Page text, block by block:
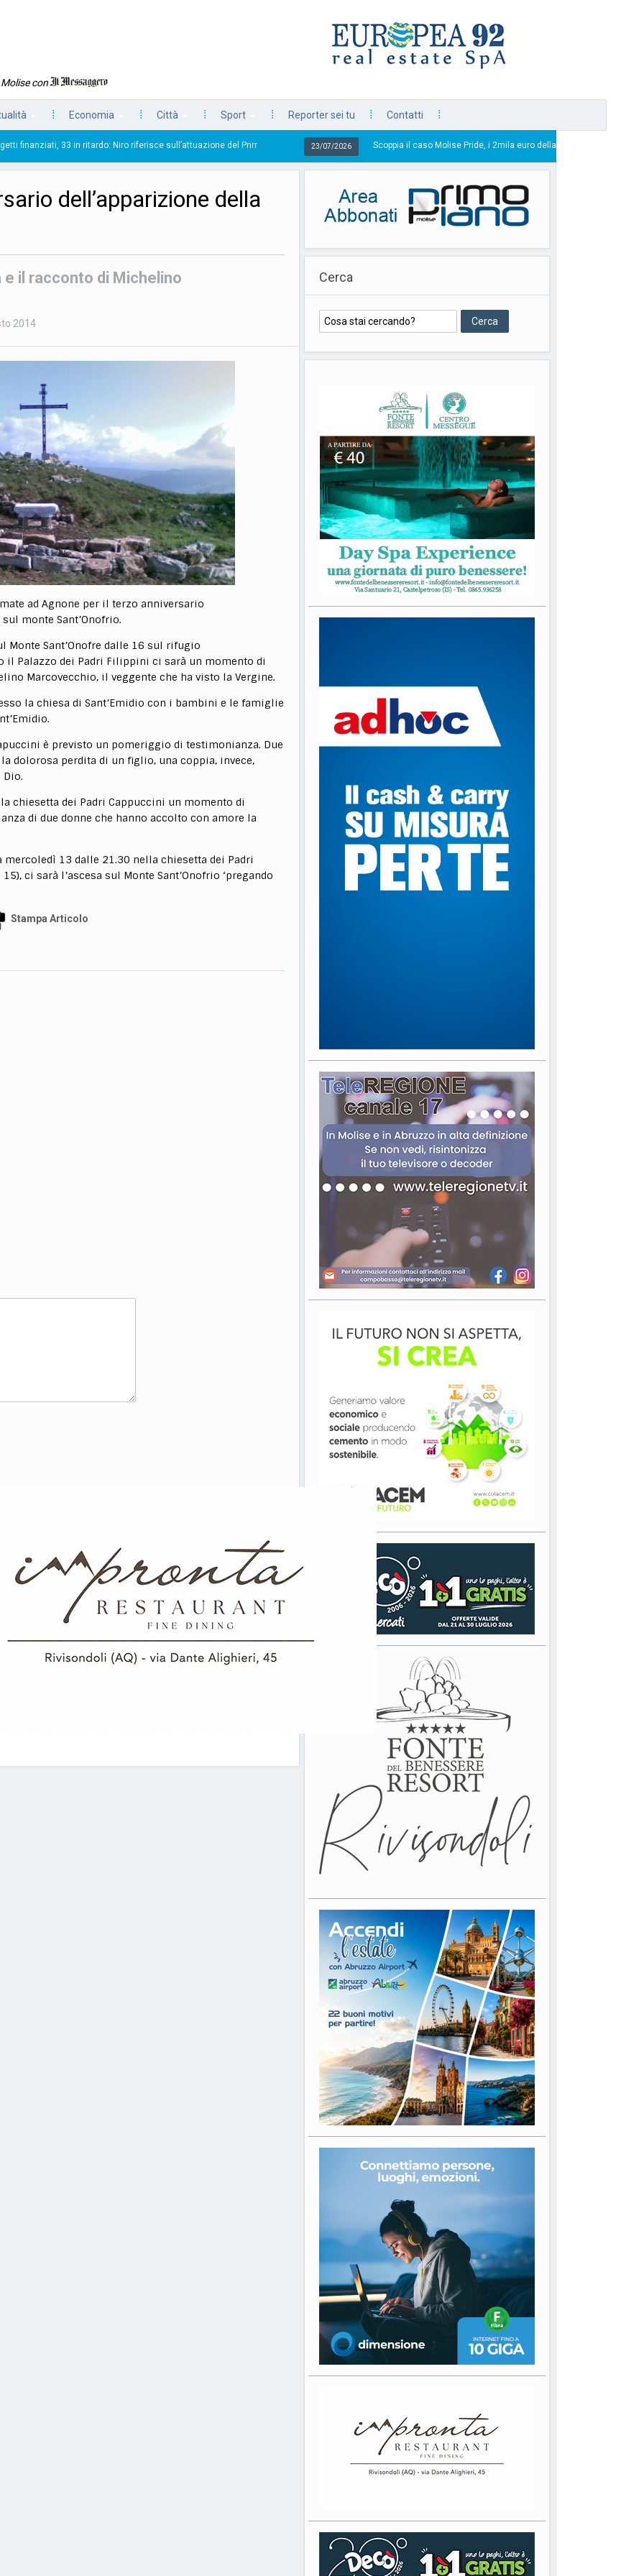
con
Economia Città Sport Reporter sei tu Contatti
in ritardo: Niro riferisce sull’attuazione del Pnrr 23/07/2026 Scoppia il caso Molise Pride, i 2mila euro della discordia
dell’apparizione della
il racconto di Michelino
2014
ad Agnone per il terzo anniversario
monte Sant’Onofrio.
Monte Sant’Onofre dalle 16 sul rifugio
il Palazzo dei Padri Filippini ci sarà un momento di
Marcovecchio, il veggente che ha visto la Vergine.
la chiesa di Sant’Emidio con i bambini e le famiglie
è previsto un pomeriggio di testimonianza. Due
dolorosa perdita di un figlio, una coppia, invece,
chiesetta dei Padri Cappuccini un momento di
di due donne che hanno accolto con amore la
13 dalle 21.30 nella chiesetta dei Padri
ci sarà l’ascesa sul Monte Sant’Onofrio ‘pregando
Stampa Articolo
Cerca